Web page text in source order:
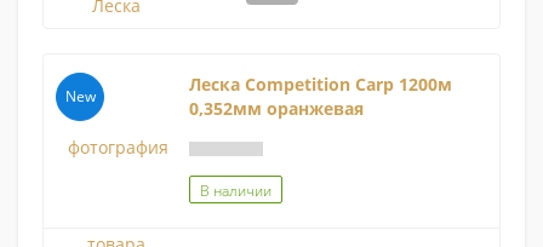
New
Леска Competition Carp 1200м
0,352мм оранжевая
В наличии